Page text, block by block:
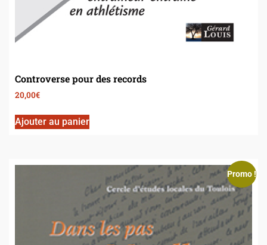
Controverse pour des records
20,00€
Ajouter au panier
Promo !